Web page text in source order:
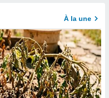
À la une